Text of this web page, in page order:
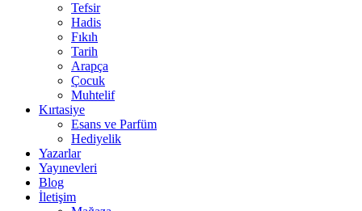
Tefsir
Hadis
Fıkıh
Tarih
Arapça
Çocuk
Muhtelif
Kırtasiye
Esans ve Parfüm
Hediyelik
Yazarlar
Yayınevleri
Blog
İletişim